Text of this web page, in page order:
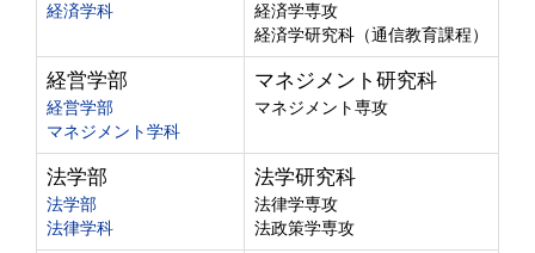
経済学科
経済学専攻
経済学研究科（通信教育課程）
経営学部
経営学部
マネジメント学科
マネジメント研究科
マネジメント専攻
法学部
法学部
法律学科
法学研究科
法律学専攻
法政策学専攻